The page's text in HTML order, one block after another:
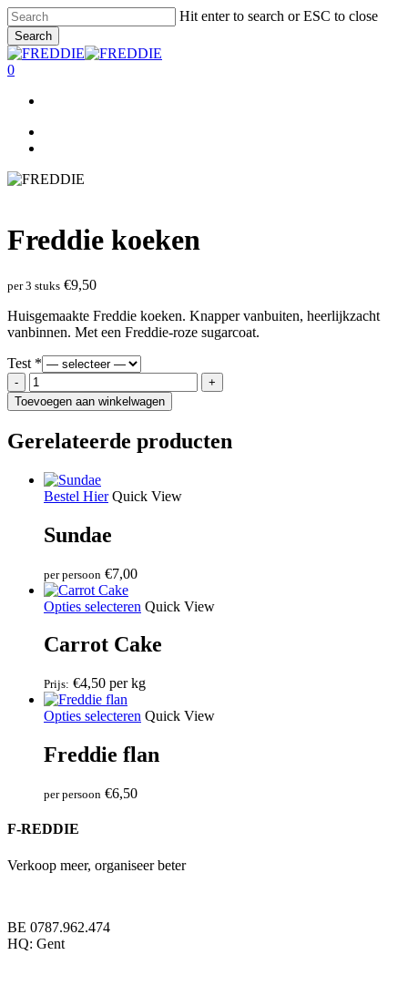
Skip
to
main
content
Hit enter to search or ESC to close
Search
Close
Search
0
Freddie koeken
per 3 stuks €9,50
Huisgemaakte Freddie koeken. Knapper vanbuiten, heerlijkzacht
vanbinnen. Met een Freddie-roze sugarcoat.
Test *
Freddie
koeken
aantal
Toevoegen aan winkelwagen
Gerelateerde producten
Bestel Hier Quick View
Sundae
per persoon €7,00
Opties selecteren Quick View
Carrot Cake
Prijs: €4,50 per kg
Opties selecteren Dit
meerdere
worden
Quick View
Freddie flan
per persoon €6,50
Share
F-REDDIE
Verkoop meer, organiseer beter
BE 0787.962.474
HQ: Gent